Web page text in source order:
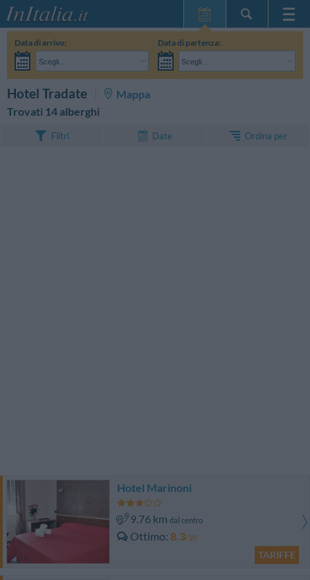
Home Page
Le mie Prenotazioni
InItalia Club
Data di arrivo:
Scegli...
Data di partenza:
Scegli...
Hotel Tradate
Mappa
Trovati 14 alberghi
Filtri Date Ordina per
Hotel Marinoni
9.76 km dal centro
Ottimo 8.3/10
TARIFFE